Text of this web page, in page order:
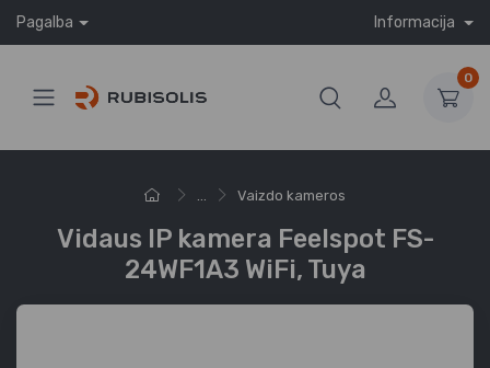
Pagalba Informacija
0
... Vaizdo kameros
Vidaus IP kamera Feelspot FS-
24WF1A3 WiFi, Tuya